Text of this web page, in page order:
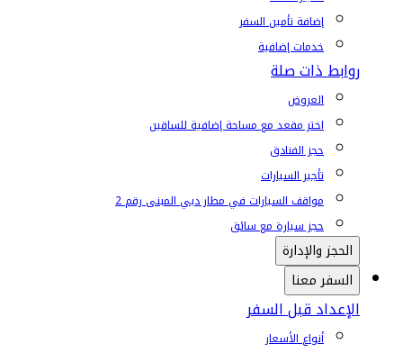
إضافة تأمين السفر
خدمات إضافية
روابط ذات صلة
العروض
اختر مقعد مع مساحة إضافية للساقين
حجز الفنادق
تأجير السيارات
مواقف السيارات في مطار دبي المبنى رقم 2
حجز سيارة مع سائق
الحجز والإدارة
السفر معنا
الإعداد قبل السفر
أنواع الأسعار